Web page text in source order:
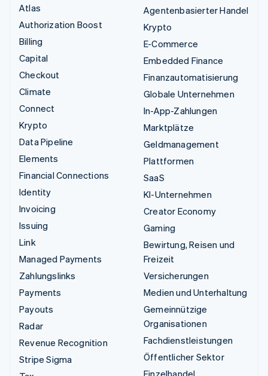
Atlas
Authorization Boost
Billing
Capital
Checkout
Climate
Connect
Krypto
Data Pipeline
Elements
Financial Connections
Identity
Invoicing
Issuing
Link
Managed Payments
Zahlungslinks
Payments
Payouts
Radar
Revenue Recognition
Stripe Sigma
Agentenbasierter Handel
Krypto
E-Commerce
Embedded Finance
Finanzautomatisierung
Globale Unternehmen
In-App-Zahlungen
Marktplätze
Geldmanagement
Plattformen
SaaS
KI-Unternehmen
Creator Economy
Gaming
Bewirtung, Reisen und
Freizeit
Versicherungen
Medien und Unterhaltung
Gemeinnützige
Organisationen
Fachdienstleistungen
Öffentlicher Sektor
Einzelhandel